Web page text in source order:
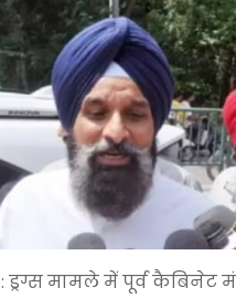
: ड्रग्स मामले में पूर्व कैबिनेट